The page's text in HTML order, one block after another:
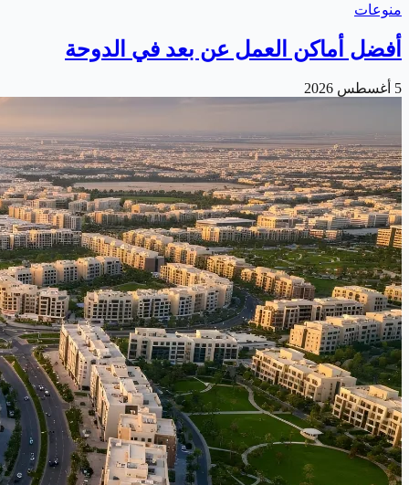
منوعات
أفضل أماكن العمل عن بعد في الدوحة
5 أغسطس 2026